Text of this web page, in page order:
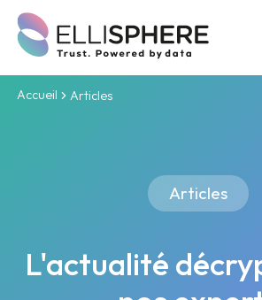
Accueil Articles
Articles
L'actualité